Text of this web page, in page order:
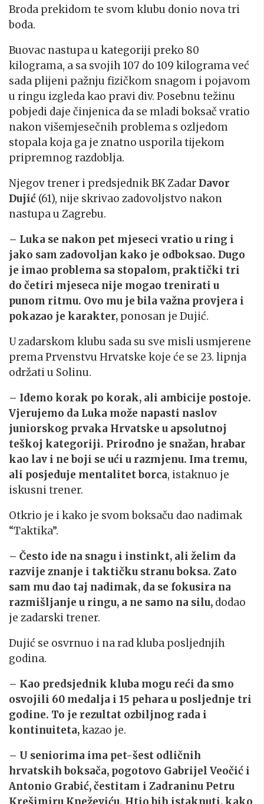
Broda prekidom te svom klubu donio nova tri
boda.
Buovac nastupa u kategoriji preko 80
kilograma, a sa svojih 107 do 109 kilograma već
sada plijeni pažnju fizičkom snagom i pojavom
u ringu izgleda kao pravi div. Posebnu težinu
pobjedi daje činjenica da se mladi boksač vratio
nakon višemjesečnih problema s ozljedom
stopala koja ga je znatno usporila tijekom
pripremnog razdoblja.
Njegov trener i predsjednik BK ZadarDavor
Dujić (61), nije skrivao zadovoljstvo nakon
nastupa u Zagrebu.
– Luka se nakon pet mjeseci vratio u ring i
jako sam zadovoljan kako je odboksao. Dugo
je imao problema sa stopalom, praktički tri
do četiri mjeseca nije mogao trenirati u
punom ritmu. Ovo mu je bila važna provjera i
pokazao je karakter, ponosan je Dujić.
U zadarskom klubu sada su sve misli usmjerene
prema Prvenstvu Hrvatske koje će se 23. lipnja
održati u Solinu.
– Idemo korak po korak, ali ambicije postoje.
Vjerujemo da Luka može napasti naslov
juniorskog prvaka Hrvatske u apsolutnoj
teškoj kategoriji. Prirodno je snažan, hrabar
kao lav i ne boji se ući u razmjenu. Ima tremu,
ali posjeduje mentalitet borca, istaknuo je
iskusni trener.
Otkrio je i kako je svom boksaču dao nadimak
“Taktika”.
– Često ide na snagu i instinkt, ali želim da
razvije znanje i taktičku stranu boksa. Zato
sam mu dao taj nadimak, da se fokusira na
razmišljanje u ringu, a ne samo na silu, dodao
je zadarski trener.
Dujić se osvrnuo i na rad kluba posljednjih
godina.
– Kao predsjednik kluba mogu reći da smo
osvojili 60 medalja i 15 pehara u posljednje tri
godine. To je rezultat ozbiljnog rada i
kontinuiteta,kazao je.
– U seniorima ima pet-šest odličnih
hrvatskih boksača, pogotovo Gabrijel Veočić i
Antonio Grabić, čestitam i Zadraninu Petru